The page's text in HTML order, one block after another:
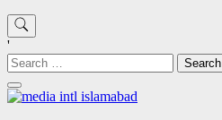
'
Search
for: